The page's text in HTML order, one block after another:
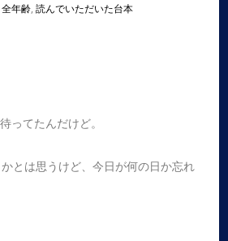
全年齢,読んでいただいた台本
ってたんだけど。
とは思うけど、今日が何の日か忘れ